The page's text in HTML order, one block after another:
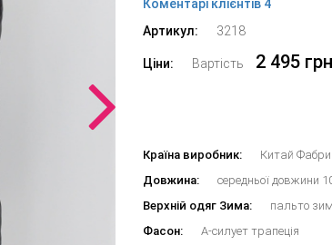
Коментарі клієнтів 4
Артикул:
3218
Ціни: Вартість 2 495
Країна виробник:
Китай
Довжина:
середньої довжини
Верхній одяг Зима:
пальто
Фасон:
А-силует трапеція